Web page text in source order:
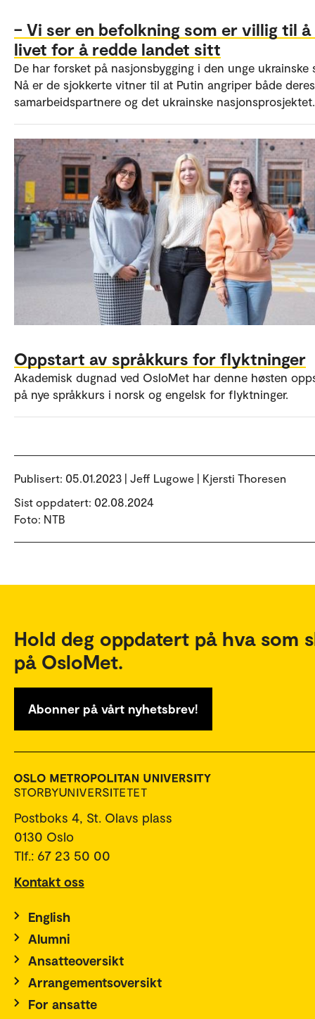
– Vi ser en befolkning som er villig til
livet for å redde landet sitt
De har forsket på nasjonsbygging i den unge ukrainske
Nå er de sjokkerte vitner til at Putin angriper både deres
samarbeidspartnere og det ukrainske nasjonsprosjektet.
Oppstart av språkkurs for flyktninger
Akademisk dugnad ved OsloMet har denne høsten
på nye språkkurs i norsk og engelsk for flyktninger.
Publisert: 05.01.2023 | Jeff Lugowe | Kjersti Thoresen
Sist oppdatert: 02.08.2024
Foto: NTB
Hold deg oppdatert på hva som
på OsloMet.
Abonner på vårt nyhetsbrev!
Postboks 4, St. Olavs plass
0130 Oslo
Tlf.: 67 23 50 00
Kontakt oss
English
Alumni
Ansatteoversikt
Arrangementsoversikt
For ansatte